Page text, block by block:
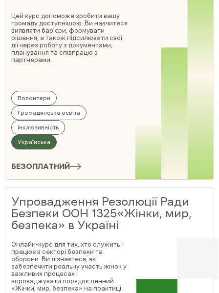
Цей курс допоможе зробити вашу
громаду доступнішою. Ви навчитеся
виявляти бар’єри, формувати
рішення, а також підсилювати свої
дії через роботу з документами,
планування та співпрацю з
партнерами.
Волонтери
Громадянська освіта
Інклюзивність
Українська
БЕЗОПЛАТНИЙ
Упровадження Резолюції Ради
Безпеки ООН 1325«Жінки, мир,
безпека» в Україні
Онлайн-курс для тих, хто служить і
працює в секторі безпеки та
оборони. Ви дізнаєтеся, як
забезпечити реальну участь жінок у
важливих процесах і
впроваджувати порядок денний
«Жінки, мир, безпека» на практиці.